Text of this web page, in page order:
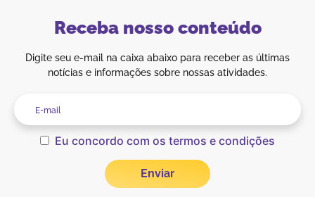
Receba nosso conteúdo
Digite seu e-mail na caixa abaixo para receber as últimas
notícias e informações sobre nossas atividades.
Eu concordo com os termos e condições